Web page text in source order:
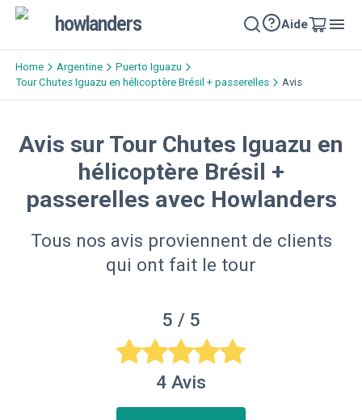
howlanders Aide
Home Argentine
Puerto Iguazu
Tour Chutes Iguazu en hélicoptère Brésil + passerelles
Avis
Avis sur Tour Chutes Iguazu en
hélicoptère Brésil +
passerelles avec Howlanders
Tous nos avis proviennent de clients
qui ont fait le tour
5 / 5
4 Avis